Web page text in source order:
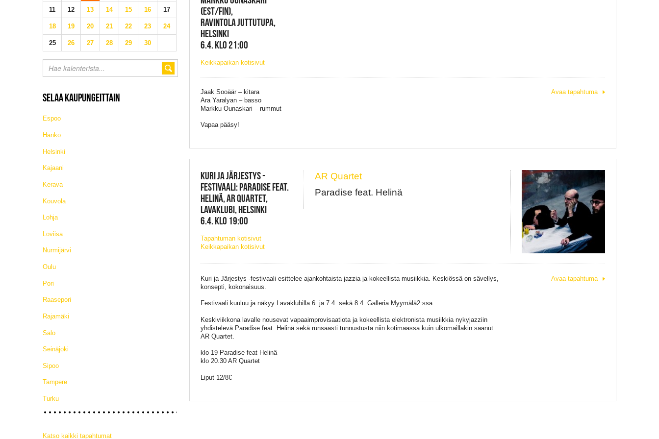
11 12 13 14 15 16 17
18 19 20 21 22 23 24
25 26 27 28 29 30
SELAA KAUPUNGEITTAIN
Espoo
Hanko
Helsinki
Kajaani
Kerava
Kouvola
Lohja
Loviisa
Nurmijärvi
Oulu
Pori
Raasepori
Rajamäki
Salo
Seinäjoki
Sipoo
Tampere
Turku
Katso kaikki tapahtumat
(EST/FIN),
RAVINTOLA JUTTUTUPA,
HELSINKI
6.4. KLO 21:00
Keikkapaikan kotisivut
Jaak Sooäär – kitara
Ara Yaralyan – basso
Markku Ounaskari – rummut
Vapaa pääsy!
Avaa tapahtuma
KURI JA JÄRJESTYS -
FESTIVAALI: PARADISE FEAT.
HELINÄ, AR QUARTET,
LAVAKLUBI, HELSINKI
6.4. KLO 19:00
Tapahtuman kotisivut
Keikkapaikan kotisivut
AR Quartet
Paradise feat. Helinä
Kuri ja Järjestys -festivaali esittelee ajankohtaista jazzia ja kokeellista musiikkia. Keskiössä on sävellys,
konsepti, kokonaisuus.
Festivaali kuuluu ja näkyy Lavaklubilla 6. ja 7.4. sekä 8.4. Galleria Myymälä2:ssa.
Keskiviikkona lavalle nousevat vapaaimprovisaatiota ja kokeellista elektronista musiikkia nykyjazziin
yhdistelevä Paradise feat. Helinä sekä runsaasti tunnustusta niin kotimaassa kuin ulkomaillakin saanut
AR Quartet.
klo 19 Paradise feat Helinä
klo 20.30 AR Quartet
Liput 12/8€
Avaa tapahtuma